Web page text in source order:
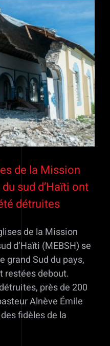
de la Mission
sud d’Haïti ont
détruites
de la Mission
d’Haïti (MEBSH) se
grand Sud du pays,
restées debout.
près de 200
Alnève Émile
fidèles de la